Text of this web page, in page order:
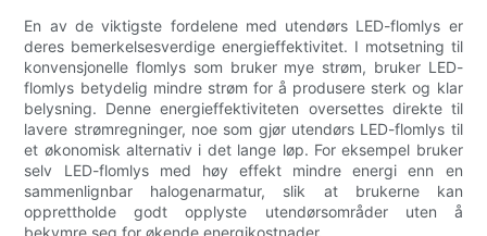
En av de viktigste fordelene med utendørs LED-flomlys er
deres bemerkelsesverdige energieffektivitet. I motsetning til
konvensjonelle flomlys som bruker mye strøm, bruker LED-
flomlys betydelig mindre strøm for å produsere sterk og klar
belysning. Denne energieffektiviteten oversettes direkte til
lavere strømregninger, noe som gjør utendørs LED-flomlys til
et økonomisk alternativ i det lange løp. For eksempel bruker
selv LED-flomlys med høy effekt mindre energi enn en
sammenlignbar halogenarmatur, slik at brukerne kan
opprettholde godt opplyste utendørsområder uten å
bekymre seg for økende energikostnader.